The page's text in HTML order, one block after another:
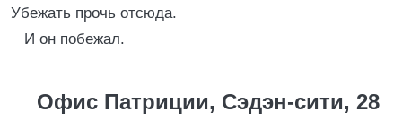
Убежать прочь отсюда.
И он побежал.
Офис Патриции, Сэдэн-сити, 28